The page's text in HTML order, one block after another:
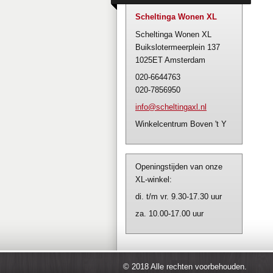
Scheltinga Wonen XL
Scheltinga Wonen XL
Buikslotermeerplein 137
1025ET Amsterdam
020-6644763
020-7856950
info@scheltingax l.nl
Winkelcentrum Boven 't Y
Openingstijden van onze
XL-winkel:
di. t/m vr. 9.30-17.30 uur
za. 10.00-17.00 uur
© 2018 Alle rechten voorbehouden.